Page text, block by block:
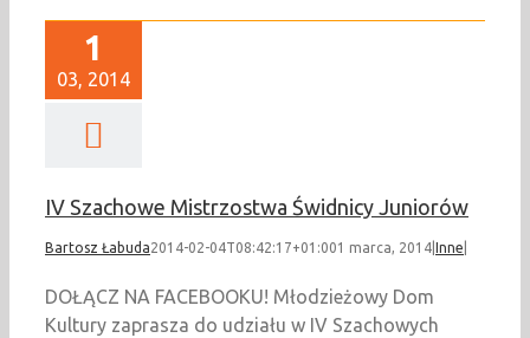
1
03, 2014
IV Szachowe Mistrzostwa Świdnicy Juniorów
Bartosz Łabuda2014-02-04T08:42:17+01:001 marca, 2014 Inne
DOŁĄCZ NA FACEBOOKU! Młodzieżowy Dom
Kultury zaprasza do udziału w IV Szachowych